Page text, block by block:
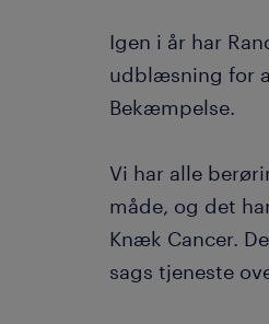
Igen i år har
udblæsning for
Bekæmpelse.
Vi har alle
måde, og det
Knæk Cancer.
sags tjeneste